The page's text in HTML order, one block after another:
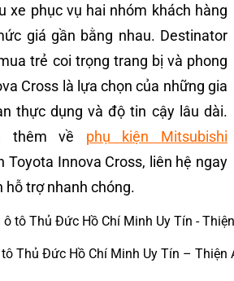
xe phục vụ hai nhóm khách hàng
giá gần bằng nhau. Destinator
trẻ coi trọng trang bị và phong
Cross là lựa chọn của những gia
thực dụng và độ tin cậy lâu dài.
thêm về phụ kiện Mitsubishi
Toyota Innova Cross, liên hệ ngay
hỗ trợ nhanh chóng.
Thủ Đức Hồ Chí Minh Uy Tín – Thiện